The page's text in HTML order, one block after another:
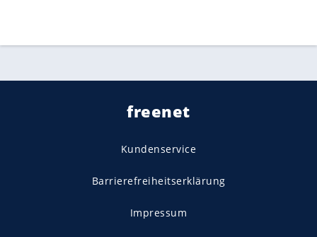
freenet
Kundenservice
Barrierefreiheitserklärung
Impressum